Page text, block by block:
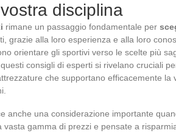
disciplina
rimane un passaggio fondamentale per
grazie alla loro esperienza e alla loro
orientare gli sportivi verso le scelte più
consigli di esperti si rivelano cruciali
che supportano efficacemente la
anche una considerazione importante
vasta gamma di prezzi e pensate a